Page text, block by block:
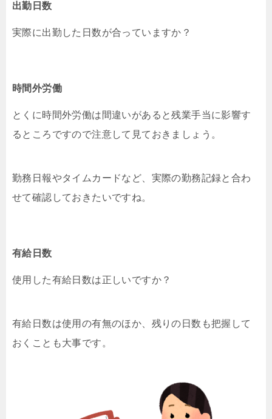
出勤日数
実際に出勤した日数が合っていますか？
時間外労働
とくに時間外労働は間違いがあると残業手当に影響す
るところですので注意して見ておきましょう。
勤務日報やタイムカードなど、実際の勤務記録と合わ
せて確認しておきたいですね。
有給日数
使用した有給日数は正しいですか？
有給日数は使用の有無のほか、残りの日数も把握して
おくことも大事です。